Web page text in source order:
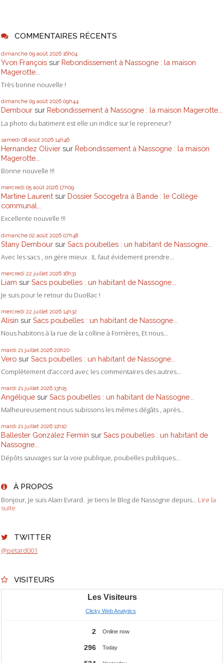
COMMENTAIRES RÉCENTS
dimanche 09 août 2026 16h04
Yvon François sur Rebondissement à Nassogne : la maison
Magerotte...
Très bonne nouvelle !
dimanche 09 août 2026 09h44
Dembour sur Rebondissement à Nassogne : la maison Magerotte...
La photo du batiment est elle un indice sur le repreneur?
samedi 08 août 2026 14h46
Hernandez Olivier sur Rebondissement à Nassogne : la maison
Magerotte...
Bonne nouvelle !!!
mercredi 05 août 2026 17h09
Martine Laurent sur Dossier Socogetra à Bande : le Collège
communal...
Excellente nouvelle !!!
dimanche 02 août 2026 07h48
Stany Dembour sur Sacs poubelles : un habitant de Nassogne...
Avec les sacs , on gère mieux . IL faut évidement prendre...
mercredi 22 juillet 2026 16h31
Liam sur Sacs poubelles : un habitant de Nassogne...
Je suis pour le retour du DuoBac !
mercredi 22 juillet 2026 14h32
Alisin sur Sacs poubelles : un habitant de Nassogne...
Nous habitons à la rue de la colline à Forrières, Et nous...
mardi 21 juillet 2026 20h20
Vero sur Sacs poubelles : un habitant de Nassogne...
Complètement d'accord avec les commentaires des autres...
mardi 21 juillet 2026 13h15
Angélique sur Sacs poubelles : un habitant de Nassogne...
Malheureusement nous subissons les mêmes dégâts , après...
mardi 21 juillet 2026 11h10
Ballester González Fermín sur Sacs poubelles : un habitant de
Nassogne...
Dépôts sauvages sur la voie publique, poubelles publiques...
À PROPOS
Bonjour, Je suis Alain Evrard. je tiens le Blog de Nassogne depuis... Lire la
suite
TWITTER
@petard001
VISITEURS